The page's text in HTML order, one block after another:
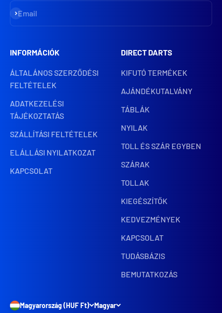
Email
Iratkozz fel
INFORMÁCIÓK
ÁLTALÁNOS SZERZŐDÉSI
FELTÉTELEK
ADATKEZELÉSI
TÁJÉKOZTATÁS
SZÁLLÍTÁSI FELTÉTELEK
ELÁLLÁSI NYILATKOZAT
KAPCSOLAT
DIRECT DARTS
KIFUTÓ TERMÉKEK
AJÁNDÉKUTALVÁNY
TÁBLÁK
NYILAK
TOLL ÉS SZÁR EGYBEN
SZÁRAK
TOLLAK
KIEGÉSZÍTŐK
KEDVEZMÉNYEK
KAPCSOLAT
TUDÁSBÁZIS
BEMUTATKOZÁS
Magyarország (HUF Ft) Magyar